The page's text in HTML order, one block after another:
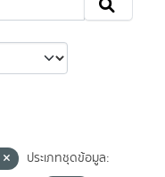
ประเภทชุดข้อมูล: